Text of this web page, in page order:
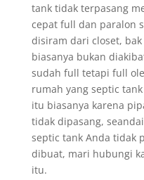
tank tidak terpasang
cepat full dan paralon
disiram dari closet,
biasanya bukan
sudah full tetapi full
rumah yang septic
itu biasanya karena
tidak dipasang,
septic tank Anda tidak
dibuat, mari hubungi
itu.